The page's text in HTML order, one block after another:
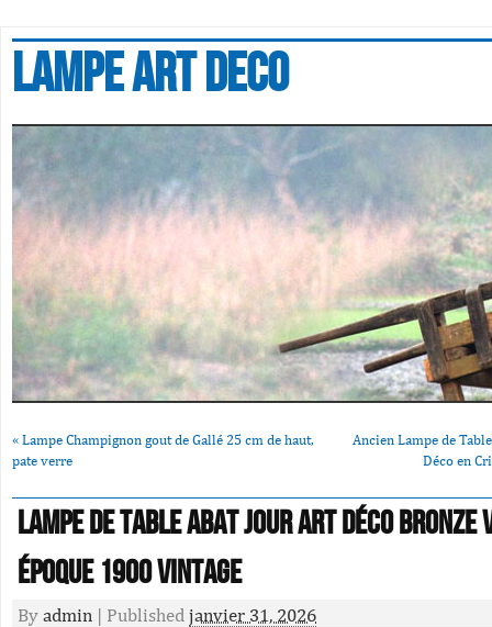
Lampe art deco
« Lampe Champignon gout de Gallé 25 cm de haut,
pate verre
Ancien Lampe de
Déco en
Lampe De Table Abat Jour Art Déco
Époque 1900 Vintage
By admin | Published janvier 31, 2026